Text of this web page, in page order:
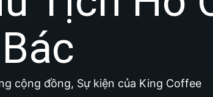
cộng đồng, Sự kiện của King Coffee